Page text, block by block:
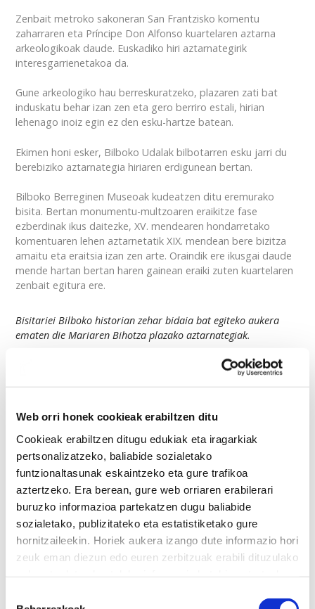
Web orri honek cookieak erabiltzen ditu
Cookieak erabiltzen ditugu edukiak eta iragarkiak
pertsonalizatzeko, baliabide sozialetako
funtzionaltasunak eskaintzeko eta gure trafikoa
aztertzeko. Era berean, gure web orriaren erabilerari
buruzko informazioa partekatzen dugu baliabide
sozialetako, publizitateko eta estatistiketako gure
hornitzaileekin. Horiek aukera izango dute informazio hori
zeuk eman diezun edo euren zerbitzuak erabili dituzulako
Zenbait metroko sakoneran San Frantzisko komentu
zaharraren eta Príncipe Don Alfonso kuartelaren aztarna
arkeologikoak daude. Euskadiko hiri aztarnategirik
interesgarrienetakoa da.
Gune arkeologiko hau berreskuratzeko, plazaren zati bat
induskatu behar izan zen eta gero berriro estali, hirian
lehenago inoiz egin ez den esku-hartze batean.
Ekimen honi esker, Bilboko Udalak bilbotarren esku jarri du
berebiziko aztarnategia hiriaren erdigunean bertan.
Bilboko Berreginen Museoak kudeatzen ditu eremurako
bisita. Bertan monumentu-multzoaren eraikitze fase
ezberdinak ikus daitezke, XV. mendearen hondarretako
komentuaren lehen aztarnetatik XIX. mendean bere bizitza
amaitu eta eraitsia izan zen arte. Oraindik ere ikusgai daude
mende hartan bertan haren gainean eraiki zuten kuartelaren
zenbait egitura ere.
Bisitariei Bilboko historian zehar bidaia bat egiteko aukera
ematen die Mariaren Bihotza plazako aztarnategiak.
Kokapena
Informazioa eta erreserbak
944 150 231
Ordutegia